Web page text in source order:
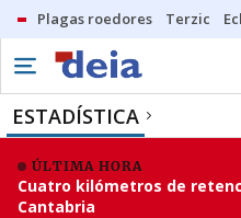
Plagas roedores Terzic
ESTADÍSTICA
ÚLTIMA HORA
Cuatro kilómetros de
Cantabria